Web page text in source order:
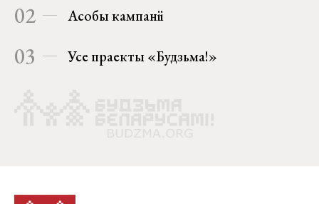
02 Асобы кампаніі
03 Усе праекты «Будзьма!»